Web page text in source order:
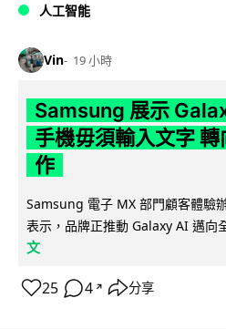
人工智能
Vin 19 小時
Samsung 展示
手機毋須輸入文字
作
Samsung 電子 MX 部門顧客體驗
表示，品牌正推動 Galaxy AI 邁向
文
25 4 ↗ 分享